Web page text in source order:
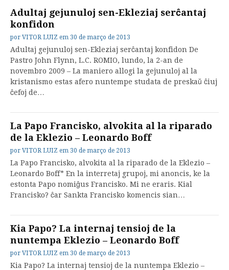
Adultaj gejunuloj sen-Ekleziaj serĉantaj
konfidon
por VITOR LUIZ em 30 de março de 2013
Adultaj gejunuloj sen-Ekleziaj serĉantaj konfidon De
Pastro John Flynn, L.C. ROMIO, lundo, la 2-an de
novembro 2009 – La maniero allogi la gejunuloj al la
kristanismo estas afero nuntempe studata de preskaŭ ĉiuj
ĉefoj de…
La Papo Francisko, alvokita al la riparado
de la Eklezio – Leonardo Boff
por VITOR LUIZ em 30 de março de 2013
La Papo Francisko, alvokita al la riparado de la Eklezio –
Leonardo Boff* En la interretaj grupoj, mi anoncis, ke la
estonta Papo nomiĝus Francisko. Mi ne eraris. Kial
Francisko? ĉar Sankta Francisko komencis sian…
Kia Papo? La internaj tensioj de la
nuntempa Eklezio – Leonardo Boff
por VITOR LUIZ em 30 de março de 2013
Kia Papo? La internaj tensioj de la nuntempa Eklezio –